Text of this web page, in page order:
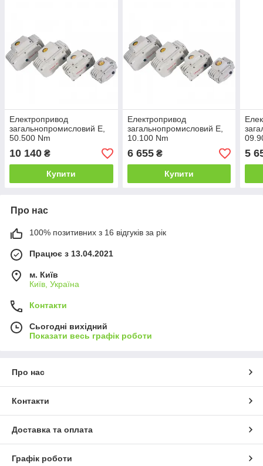
Електропривод
загальнопромисловий E,
50.500 Nm
10 140 ₴
Купити
Електропривод
загальнопромисловий E,
10.100 Nm
6 655₴
Купити
5
Про нас
100% позитивних з 16 відгуків за рік
Працює з 13.04.2021
м. Київ
Київ, Україна
Контакти
Сьогодні вихідний
Показати весь графік роботи
Про нас
Контакти
Доставка та оплата
Графік роботи